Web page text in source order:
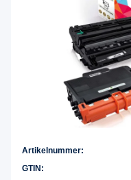
Artikelnummer:
GTIN: